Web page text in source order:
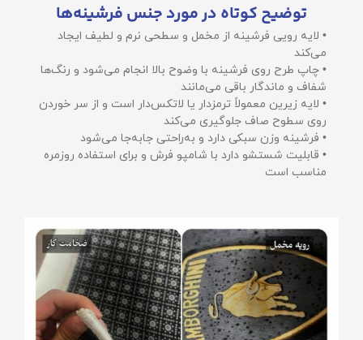
توضیح کوتاه در مورد جنس فرشینه‌ها
• لایه رویی فرشینه از مخمل و سطحی نرم و لطیف ایجاد
می‌کند
• چاپ طرح روی فرشینه با وضوح بالا انجام می‌شود و رنگ‌ها
شفاف و ماندگار باقی می‌مانند
• لایه زیرین معمولاً ترمزدار یا لاتکس‌دار است و از سر خوردن
روی سطوح صاف جلوگیری می‌کند
• فرشینه وزن سبکی دارد و به‌راحتی جابه‌جا می‌شود
• قابلیت شستشو دارد با شامپو فرش و برای استفاده روزمره
مناسب است